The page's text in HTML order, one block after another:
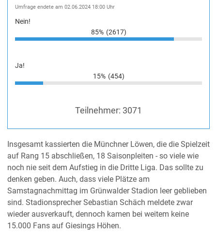
Umfrage endete am 02.06.2024 18:00 Uhr
Nein!
85% (2617)
Ja!
15% (454)
Teilnehmer: 3071
Insgesamt kassierten die Münchner Löwen, die die Spielzeit
auf Rang 15 abschließen, 18 Saisonpleiten - so viele wie
noch nie seit dem Aufstieg in die Dritte Liga. Das sollte zu
denken geben. Auch, dass viele Plätze am
Samstagnachmittag im Grünwalder Stadion leer geblieben
sind. Stadionsprecher Sebastian Schäch meldete zwar
wieder ausverkauft, dennoch kamen bei weitem keine
15.000 Fans auf Giesings Höhen.